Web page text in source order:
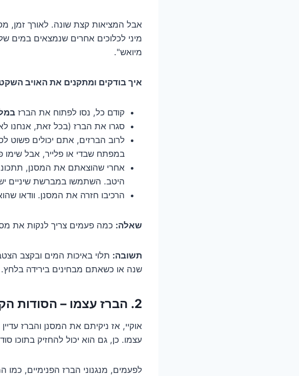
אבל המציאות קצת שונה. לאורך זמן,
מיני לכלוכים אחרים שנמצאים במים
מיואש".
איך בודקים ומתקנים את האויב
קודם כל, נסו לפתוח את הברז
סגרו את הברז (בכל זאת, אנחנו
לרוב הברזים, אתם יכולים פשוט
במפתח שבדי או פלייר, אבל שימו
אחרי שהוצאתם את המסנן,
היטב. השתמשו במברשת שיניים
הרכיבו חזרה את המסנן. וודאו
שאלה: כמה פעמים צריך לנקות את
תשובה: תלוי באיכות המים ובקצב
שנה או כשאתם מבחינים בירידה בלחץ.
2. הברז עצמו – הסודות הקטנים שבו
אוקיי, אז ניקיתם את המסנן והברז
עצמו. כן, גם הוא יכול להחזיק בתוכו
לפעמים, מנגנוני הברז הפנימיים,